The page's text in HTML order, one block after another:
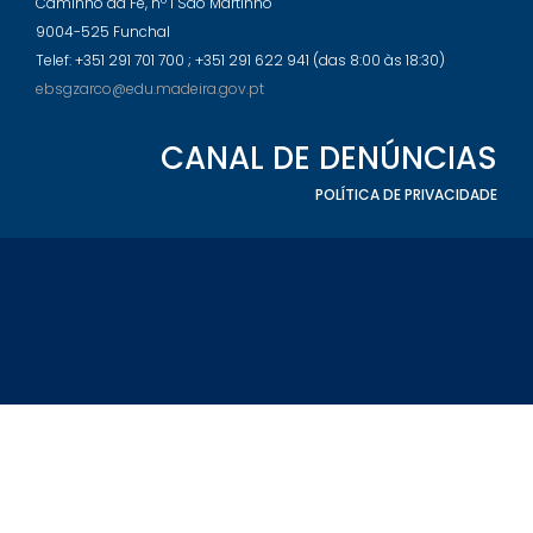
9004-525 Funchal
Telef: +351 291 701 700 ; +351 291 622 941 (das 8:00 às 18:30)
ebsgzarco@edu.madeira.gov.pt
CANAL DE DENÚNCIAS
POLÍTICA DE PRIVACIDADE